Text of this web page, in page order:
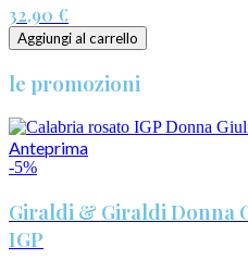
32,90 €
Aggiungi al carrello
le promozioni
Anteprima
-5%
Giraldi & Giraldi Donna
IGP